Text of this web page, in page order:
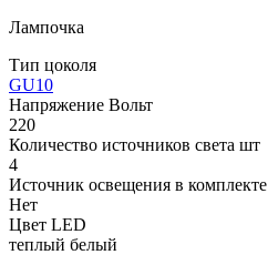
Лампочка
Тип цоколя
GU10
Напряжение Вольт
220
Количество источников света шт
4
Источник освещения в комплекте
Нет
Цвет LED
теплый белый